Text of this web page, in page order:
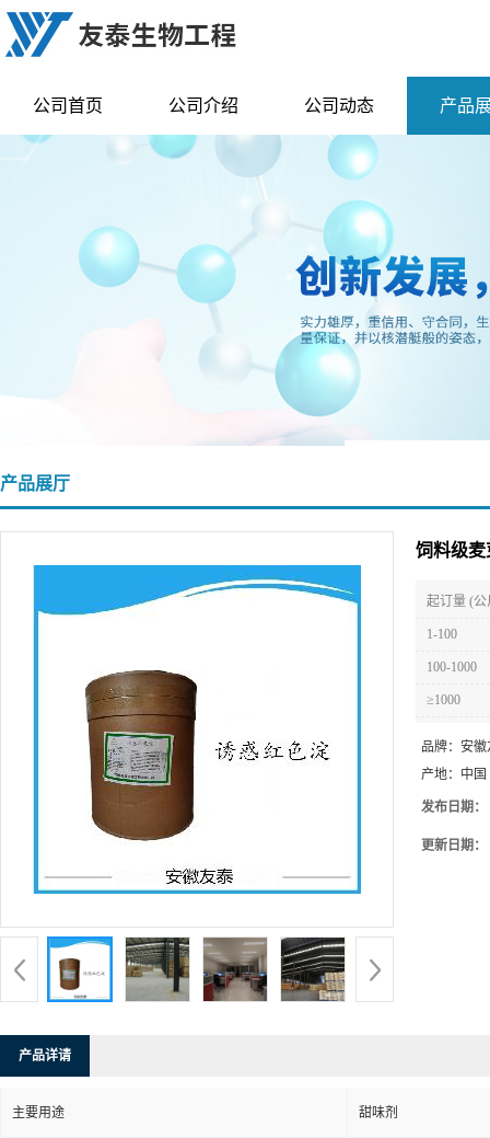
公司首页 公司介绍 公司动态 产品
产品展厅
饲料级麦
起订量 (公
1-100
100-1000
≥1000
品牌： 安徽
产地： 中国
发布日期：
更新日期：
产品详请
主要用途 甜味剂